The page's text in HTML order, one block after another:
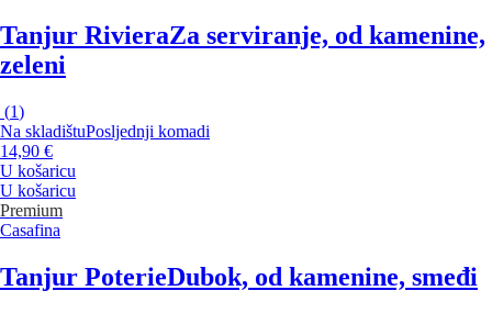
Tanjur RivieraZa serviranje, od kamenine,
zeleni
(1)
Na skladištuPosljednji komadi
14,90 €
U košaricu
U košaricu
Premium
Casafina
Tanjur PoterieDubok, od kamenine, smeđi